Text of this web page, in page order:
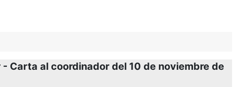
Carta al coordinador del 10 de noviembre de